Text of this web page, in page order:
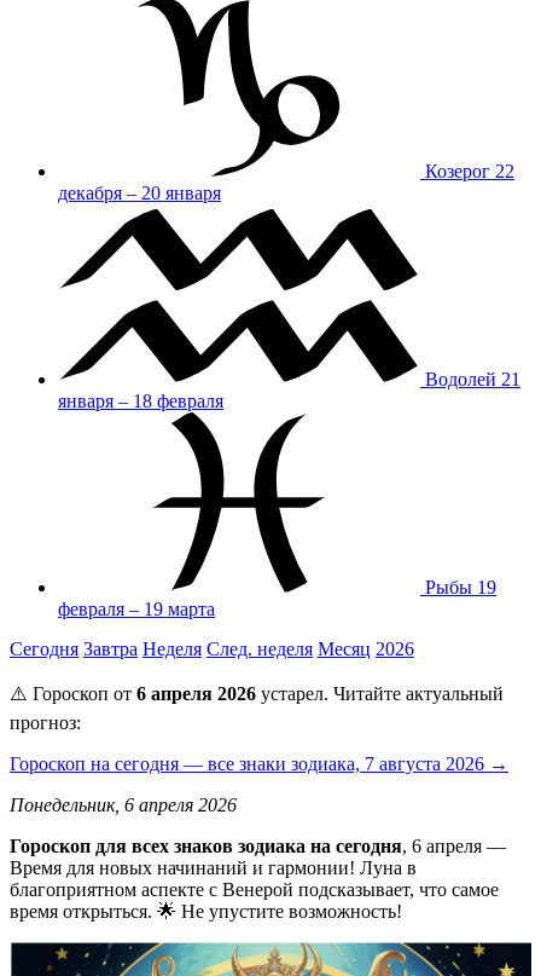
Козерог 22
декабря – 20 января
Водолей 21
января – 18 февраля
Рыбы 19
февраля – 19 марта
Сегодня Завтра Неделя След. неделя Месяц 2026
⚠️ Гороскоп от 6 апреля 2026 устарел. Читайте актуальный
прогноз:
Гороскоп на сегодня — все знаки зодиака, 7 августа 2026 →
Понедельник, 6 апреля 2026
Гороскоп для всех знаков зодиака на сегодня, 6 апреля —
Время для новых начинаний и гармонии! Луна в
благоприятном аспекте с Венерой подсказывает, что самое
время открыться. 🌟 Не упустите возможность!